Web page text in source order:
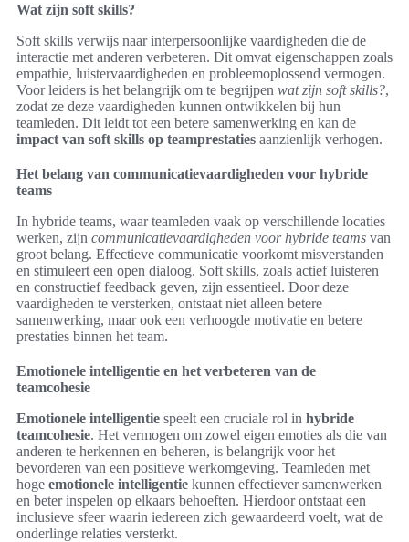
Wat zijn soft skills?
Soft skills verwijs naar interpersoonlijke vaardigheden die de
interactie met anderen verbeteren. Dit omvat eigenschappen zoals
empathie, luistervaardigheden en probleemoplossend vermogen.
Voor leiders is het belangrijk om te begrijpen wat zijn soft skills?,
zodat ze deze vaardigheden kunnen ontwikkelen bij hun
teamleden. Dit leidt tot een betere samenwerking en kan de
impact van soft skills op teamprestaties aanzienlijk verhogen.
Het belang van communicatievaardigheden voor hybride
teams
In hybride teams, waar teamleden vaak op verschillende locaties
werken, zijn communicatievaardigheden voor hybride teams van
groot belang. Effectieve communicatie voorkomt misverstanden
en stimuleert een open dialoog. Soft skills, zoals actief luisteren
en constructief feedback geven, zijn essentieel. Door deze
vaardigheden te versterken, ontstaat niet alleen betere
samenwerking, maar ook een verhoogde motivatie en betere
prestaties binnen het team.
Emotionele intelligentie en het verbeteren van de
teamcohesie
Emotionele intelligentie speelt een cruciale rol in hybride
teamcohesie. Het vermogen om zowel eigen emoties als die van
anderen te herkennen en beheren, is belangrijk voor het
bevorderen van een positieve werkomgeving. Teamleden met
hoge emotionele intelligentie kunnen effectiever samenwerken
en beter inspelen op elkaars behoeften. Hierdoor ontstaat een
inclusieve sfeer waarin iedereen zich gewaardeerd voelt, wat de
onderlinge relaties versterkt.